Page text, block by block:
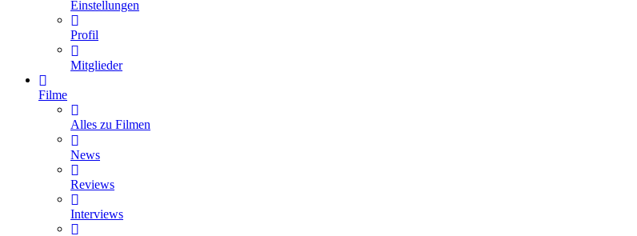
Einstellungen
Profil
Mitglieder
Filme
Alles zu Filmen
News
Reviews
Interviews